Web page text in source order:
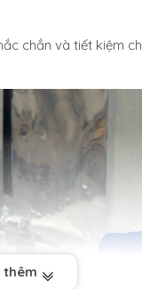
chắn và tiết kiệm
thêm